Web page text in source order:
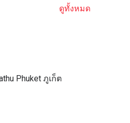
ดูทั้งหมด
Phuket ภูเก็ต